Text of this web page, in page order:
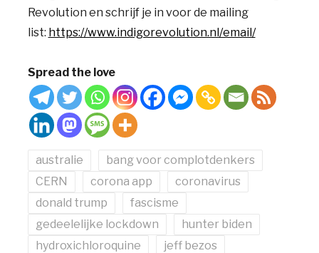
Revolution en schrijf je in voor de mailing
list: https://www.indigorevolution.nl/email/
Spread the love
australie
bang voor complotdenkers
CERN
corona app
coronavirus
donald trump
fascisme
gedeelelijke lockdown
hunter biden
hydroxichloroquine
jeff bezos